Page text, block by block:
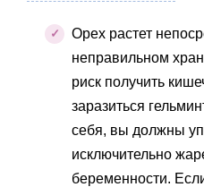
Орех растет
неправильном
риск получить
заразиться
себя, вы должны
исключительно
беременности.